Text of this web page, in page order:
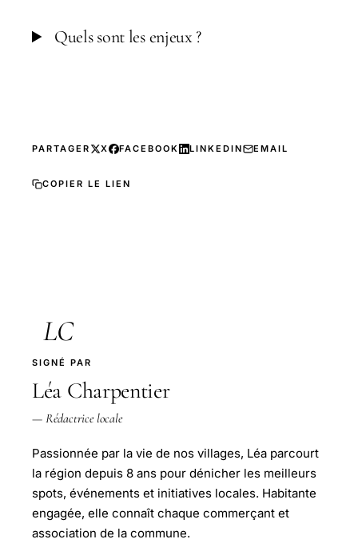
Quels sont les enjeux ?
PARTAGER X FACEBOOK LINKEDIN EMAIL
COPIER LE LIEN
LC
SIGNÉ PAR
Léa Charpentier
— Rédactrice locale
Passionnée par la vie de nos villages, Léa parcourt
la région depuis 8 ans pour dénicher les meilleurs
spots, événements et initiatives locales. Habitante
engagée, elle connaît chaque commerçant et
association de la commune.